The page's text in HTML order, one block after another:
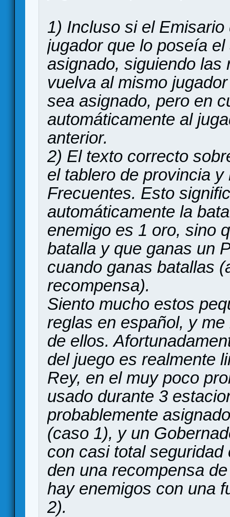
1) Incluso si el
jugador que lo poseía
asignado, siguiendo las
vuelva al mismo
sea asignado, pero en
automáticamente al
anterior.
2) El texto correcto
el tablero de provincia
Frecuentes. Esto
automáticamente la
enemigo es 1 oro, sino
batalla y que ganas un
cuando ganas batallas
recompensa).
Siento mucho estos
reglas en español, y
de ellos.
del juego es realmente
Rey, en el muy poco
usado durante 3
probablemente
(caso 1), y un
con casi total
den una recompensa
hay enemigos con una
2).